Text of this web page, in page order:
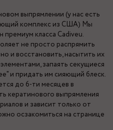
выпрямлении (у нас есть
комплекс из США) Мы
премиум класса Cadiveu.
не просто распрямить
и восстановить, насытить их
запаять секущиеся
и придать им сияющий блеск.
до 6-ти месяцев в
кератинового выпрямления
и зависит только от
осзакомиться на странице